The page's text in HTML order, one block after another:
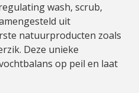
wash, scrub,
uit
natuurproducten zoals
Deze unieke
op peil en laat